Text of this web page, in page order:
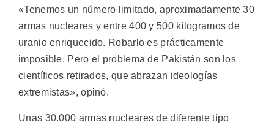
«Tenemos un número limitado, aproximadamente 30
armas nucleares y entre 400 y 500 kilogramos de
uranio enriquecido. Robarlo es prácticamente
imposible. Pero el problema de Pakistán son los
científicos retirados, que abrazan ideologías
extremistas», opinó.
Unas 30.000 armas nucleares de diferente tipo